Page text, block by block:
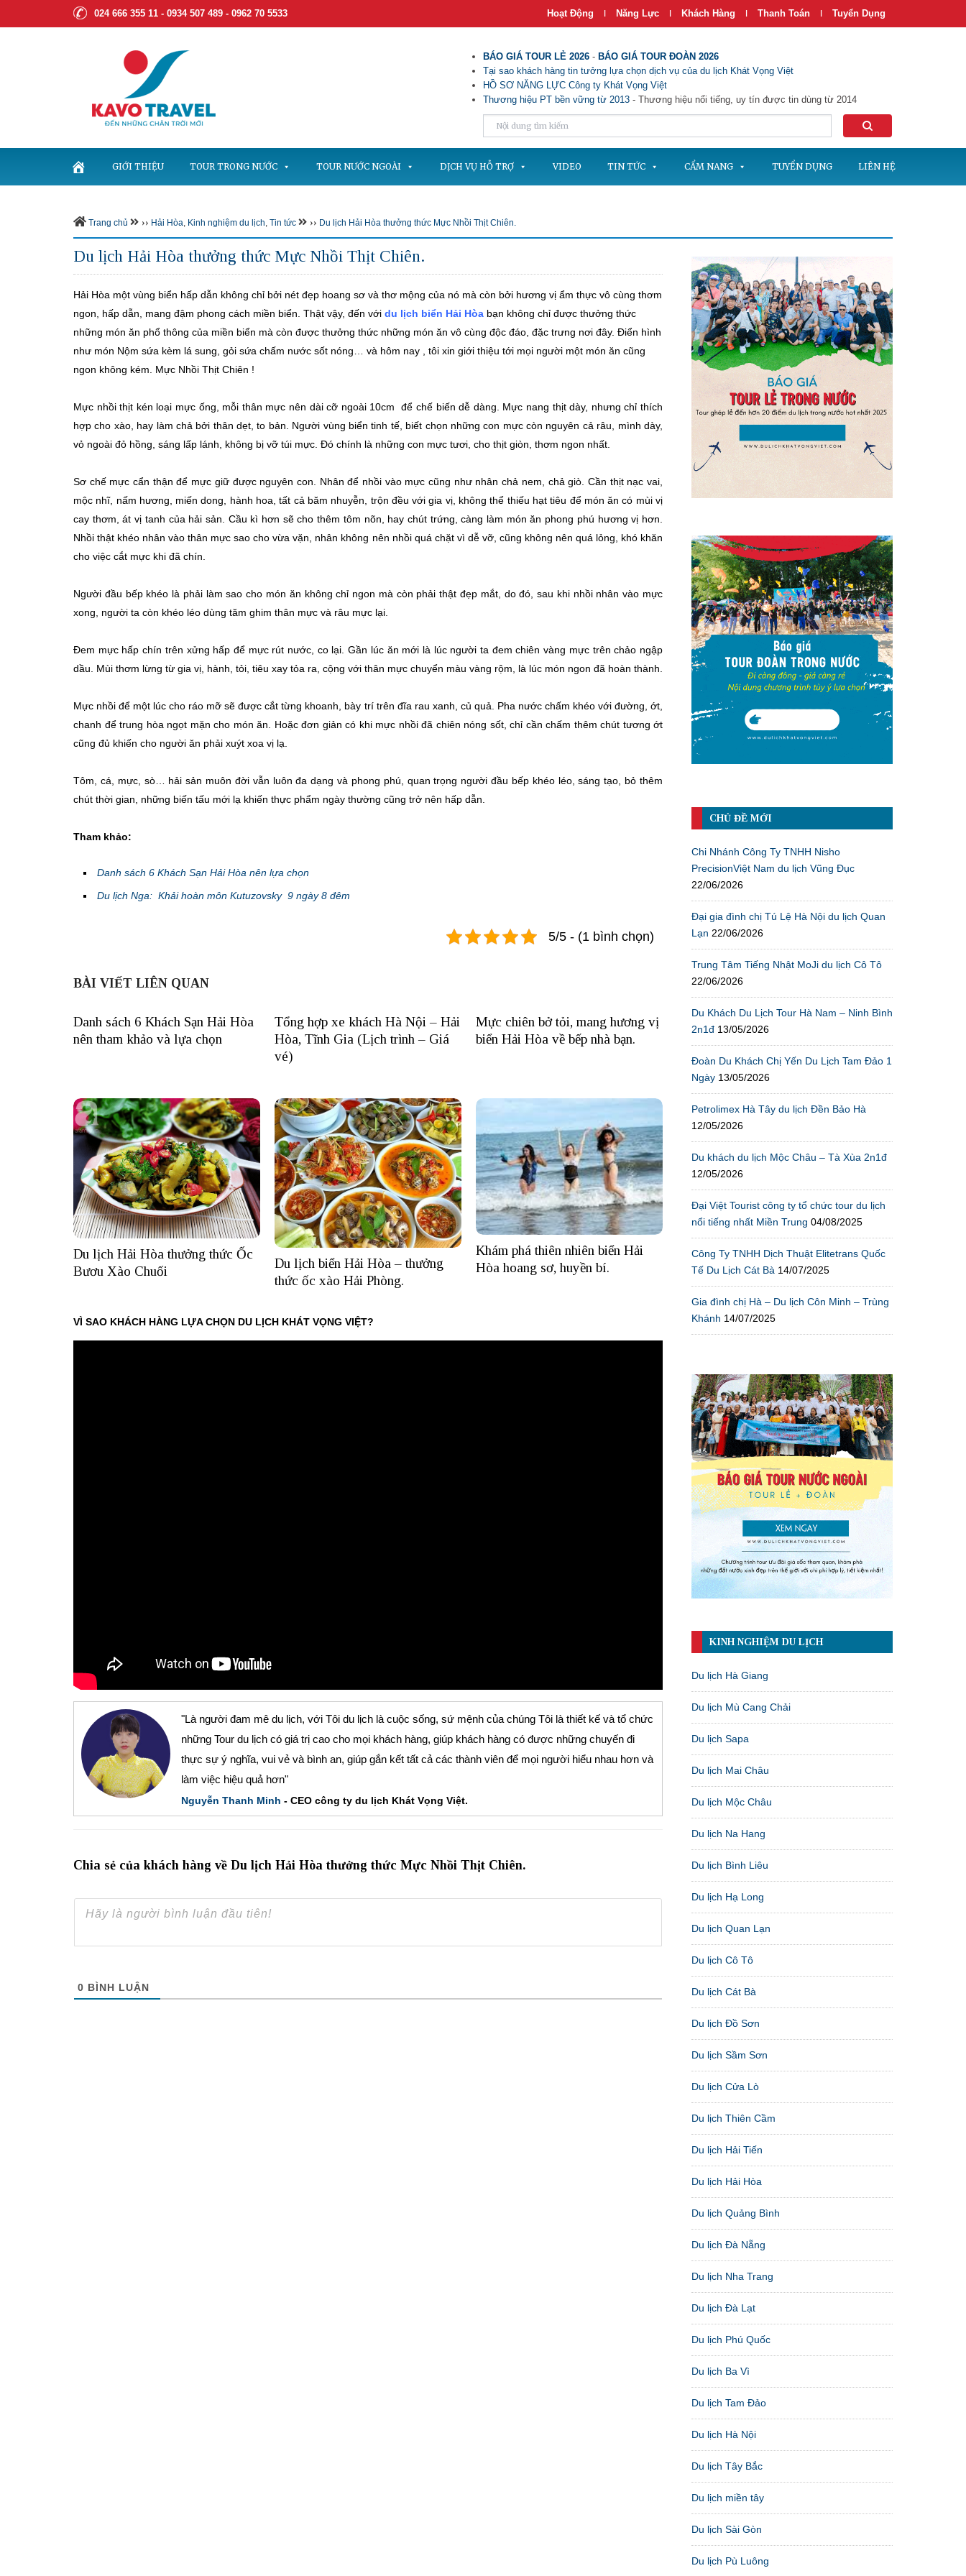
024 666 355 11 - 0934 507 489 - 0962 70 5533 Hoạt Động | Năng Lực | Khách Hàng | Thanh Toán | Tuyển Dụng
BÁO GIÁ TOUR LẺ 2026 - BÁO GIÁ TOUR ĐOÀN 2026
Tại sao khách hàng tin tưởng lựa chọn dịch vụ của du lịch Khát Vọng Việt
HỒ SƠ NĂNG LỰC Công ty Khát Vọng Việt
Thương hiệu PT bền vững từ 2013 - Thương hiệu nổi tiếng, uy tín được tin dùng từ 2014
GIỚI THIỆU TOUR TRONG NƯỚC TOUR NƯỚC NGOÀI DỊCH VỤ HỖ TRỢ VIDEO TIN TỨC CẨM NANG TUYỂN DỤNG LIÊN HỆ
Trang chủ ›› Hải Hòa, Kinh nghiệm du lịch, Tin tức ›› Du lịch Hải Hòa thưởng thức Mực Nhồi Thịt Chiên.
Du lịch Hải Hòa thưởng thức Mực Nhồi Thịt Chiên.
Hải Hòa một vùng biển hấp dẫn không chỉ bởi nét đẹp hoang sơ và thơ mộng của nó mà còn bởi hương vị ẩm thực vô cùng thơm
ngon, hấp dẫn, mang đậm phong cách miền biển. Thật vậy, đến với du lịch biển Hải Hòa bạn không chỉ được thưởng thức
những món ăn phổ thông của miền biển mà còn được thưởng thức những món ăn vô cùng độc đáo, đặc trưng nơi đây. Điển hình
như món Nộm sứa kèm lá sung, gỏi sứa chấm nước sốt nóng… và hôm nay , tôi xin giới thiệu tới mọi người một món ăn cũng
ngon không kém. Mực Nhồi Thịt Chiên !
Mực nhồi thịt kén loại mực ống, mỗi thân mực nên dài cỡ ngoài 10cm để chế biến dễ dàng. Mực nang thịt dày, nhưng chỉ thích
hợp cho xào, hay làm chả bởi thân dẹt, to bản. Người vùng biển tinh tế, biết chọn những con mực còn nguyên cả râu, mình dày,
vỏ ngoài đỏ hồng, sáng lấp lánh, không bị vỡ túi mực. Đó chính là những con mực tươi, cho thịt giòn, thơm ngon nhất.
Sơ chế mực cẩn thận để mực giữ được nguyên con. Nhân để nhồi vào mực cũng như nhân chả nem, chả giò. Cần thịt nạc vai,
mộc nhĩ, nấm hương, miến dong, hành hoa, tất cả băm nhuyễn, trộn đều với gia vị, không thể thiếu hạt tiêu để món ăn có mùi vị
cay thơm, át vị tanh của hải sản. Cầu kì hơn sẽ cho thêm tôm nõn, hay chút trứng, càng làm món ăn phong phú hương vị hơn.
Nhồi thật khéo nhân vào thân mực sao cho vừa vặn, nhân không nên nhồi quá chặt vì dễ vỡ, cũng không nên quá lỏng, khó khăn
cho việc cắt mực khi đã chín.
Người đầu bếp khéo là phải làm sao cho món ăn không chỉ ngon mà còn phải thật đẹp mắt, do đó, sau khi nhồi nhân vào mực
xong, người ta còn khéo léo dùng tăm ghim thân mực và râu mực lại.
Đem mực hấp chín trên xửng hấp để mực rút nước, co lại. Gần lúc ăn mới là lúc người ta đem chiên vàng mực trên chảo ngập
dầu. Mùi thơm lừng từ gia vị, hành, tỏi, tiêu xay tỏa ra, cộng với thân mực chuyển màu vàng rộm, là lúc món ngon đã hoàn thành.
Mực nhồi để một lúc cho ráo mỡ sẽ được cắt từng khoanh, bày trí trên đĩa rau xanh, củ quả. Pha nước chấm khéo với đường, ớt,
chanh để trung hòa ngọt mặn cho món ăn. Hoặc đơn giản có khi mực nhồi đã chiên nóng sốt, chỉ cần chấm thêm chút tương ớt
cũng đủ khiến cho người ăn phải xuýt xoa vị lạ.
Tôm, cá, mực, sò… hải sản muôn đời vẫn luôn đa dạng và phong phú, quan trọng người đầu bếp khéo léo, sáng tạo, bỏ thêm
chút thời gian, những biến tấu mới lạ khiến thực phẩm ngày thường cũng trở nên hấp dẫn.
Tham khảo:
Danh sách 6 Khách Sạn Hải Hòa nên lựa chọn
Du lịch Nga: Khải hoàn môn Kutuzovsky 9 ngày 8 đêm
5/5 - (1 bình chọn)
BÀI VIẾT LIÊN QUAN
Danh sách 6 Khách Sạn Hải Hòa
nên tham khảo và lựa chọn
Tổng hợp xe khách Hà Nội – Hải
Hòa, Tĩnh Gia (Lịch trình – Giá
vé)
Mực chiên bở tỏi, mang hương vị
biển Hải Hòa về bếp nhà bạn.
Du lịch Hải Hòa thưởng thức Ốc
Bươu Xào Chuối
Du lịch biển Hải Hòa – thưởng
thức ốc xào Hải Phòng.
Khám phá thiên nhiên biển Hải
Hòa hoang sơ, huyền bí.
VÌ SAO KHÁCH HÀNG LỰA CHỌN DU LỊCH KHÁT VỌNG VIỆT?
"Là người đam mê du lịch, với Tôi du lịch là cuộc sống, sứ mệnh của chúng Tôi là thiết kế và tổ chức
những Tour du lịch có giá trị cao cho mọi khách hàng, giúp khách hàng có được những chuyến đi
thực sự ý nghĩa, vui vẻ và bình an, giúp gắn kết tất cả các thành viên để mọi người hiểu nhau hơn và
làm việc hiệu quả hơn"
Nguyễn Thanh Minh - CEO công ty du lịch Khát Vọng Việt.
Chia sẻ của khách hàng về Du lịch Hải Hòa thưởng thức Mực Nhồi Thịt Chiên.
0 BÌNH LUẬN
CHỦ ĐỀ MỚI
Chi Nhánh Công Ty TNHH Nisho
PrecisionViệt Nam du lịch Vũng Đục
22/06/2026
Đại gia đình chị Tú Lệ Hà Nội du lịch Quan
Lạn 22/06/2026
Trung Tâm Tiếng Nhật MoJi du lịch Cô Tô
22/06/2026
Du Khách Du Lịch Tour Hà Nam – Ninh Bình
2n1đ 13/05/2026
Đoàn Du Khách Chị Yến Du Lịch Tam Đảo 1
Ngày 13/05/2026
Petrolimex Hà Tây du lịch Đền Bảo Hà
12/05/2026
Du khách du lịch Mộc Châu – Tà Xùa 2n1đ
12/05/2026
Đại Việt Tourist công ty tổ chức tour du lịch
nổi tiếng nhất Miền Trung 04/08/2025
Công Ty TNHH Dịch Thuật Elitetrans Quốc
Tế Du Lịch Cát Bà 14/07/2025
Gia đình chị Hà – Du lịch Côn Minh – Trùng
Khánh 14/07/2025
KINH NGHIỆM DU LỊCH
Du lịch Hà Giang
Du lịch Mù Cang Chải
Du lịch Sapa
Du lịch Mai Châu
Du lịch Mộc Châu
Du lịch Na Hang
Du lịch Bình Liêu
Du lịch Hạ Long
Du lịch Quan Lạn
Du lịch Cô Tô
Du lịch Cát Bà
Du lịch Đồ Sơn
Du lịch Sầm Sơn
Du lịch Cửa Lò
Du lịch Thiên Cầm
Du lịch Hải Tiến
Du lịch Hải Hòa
Du lịch Quảng Bình
Du lịch Đà Nẵng
Du lịch Nha Trang
Du lịch Đà Lạt
Du lịch Phú Quốc
Du lịch Ba Vì
Du lịch Tam Đảo
Du lịch Hà Nội
Du lịch Tây Bắc
Du lịch miền tây
Du lịch Sài Gòn
Du lịch Pù Luông